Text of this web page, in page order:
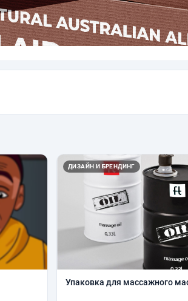
ДИЗАЙН И БРЕНДИНГ
Упаковка для массажного